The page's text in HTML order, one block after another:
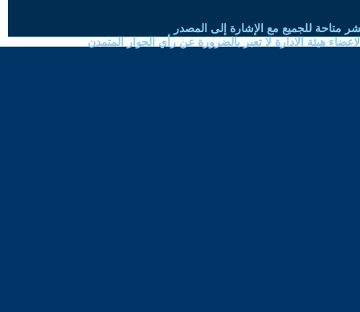
متاحة للجميع مع الإشارة إلى المصدر
هيئة الادارة لا تعبر بالضرورة عن رأي الحوار المتمدن